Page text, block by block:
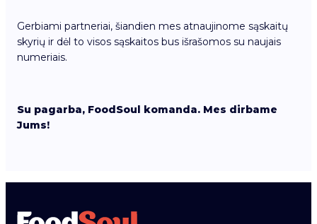
Gerbiami partneriai, šiandien mes atnaujinome sąskaitų
skyrių ir dėl to visos sąskaitos bus išrašomos su naujais
numeriais.
Su pagarba, FoodSoul komanda. Mes dirbame
Jums!